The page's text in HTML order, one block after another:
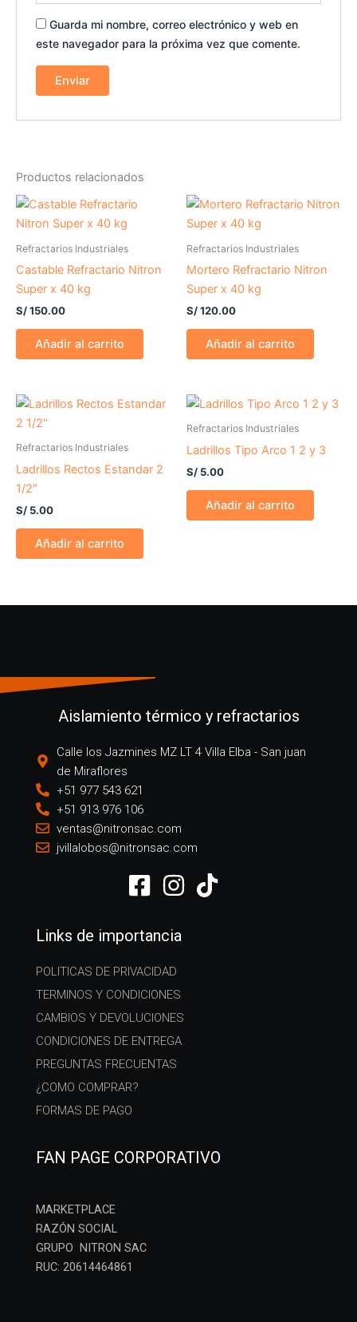
Guarda mi nombre, correo electrónico y web en
este navegador para la próxima vez que comente.
Productos relacionados
Refractarios Industriales
Castable Refractario Nitron
Super x 40 kg
S/150.00
Añadir al carrito
Refractarios Industriales
Mortero Refractario Nitron
Super x 40 kg
S/120.00
Añadir al carrito
Refractarios Industriales
Ladrillos Rectos Estandar 2
1/2″
S/ 5.00
Añadir al carrito
Refractarios Industriales
Ladrillos Tipo Arco 1 2 y 3
S/ 5.00
Añadir al carrito
Aislamiento térmico y refractarios
Calle los Jazmines MZ LT 4 Villa Elba - San juan
de Miraflores
+51 977 543 621
+51 913 976 106
ventas@nitronsac.com
jvillalobos@nitronsac.com
Links de importancia
POLITICAS DE PRIVACIDAD
TERMINOS Y CONDICIONES
CAMBIOS Y DEVOLUCIONES
CONDICIONES DE ENTREGA
PREGUNTAS FRECUENTAS
¿COMO COMPRAR?
FORMAS DE PAGO
FAN PAGE CORPORATIVO
MARKETPLACE
RAZÓN SOCIAL
GRUPO NITRON SAC
RUC: 20614464861